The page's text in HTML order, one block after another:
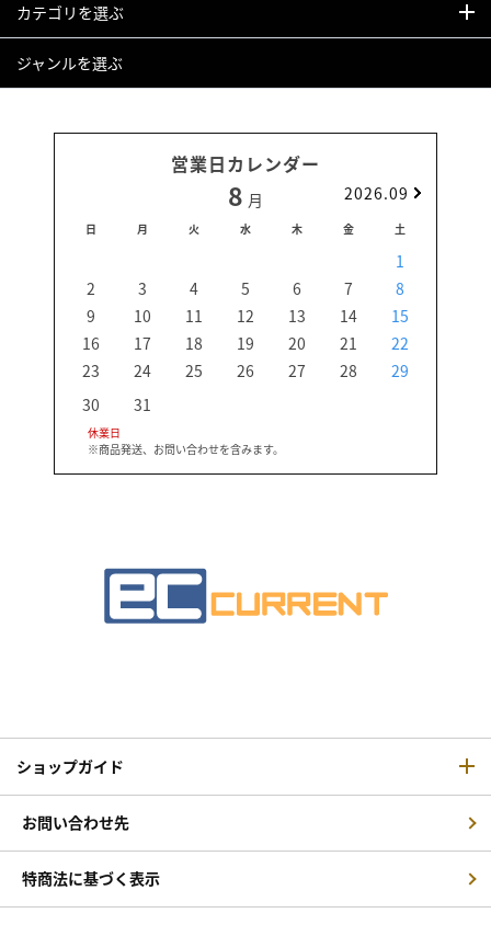
カテゴリを選ぶ
ジャンルを選ぶ
営業日カレンダー
8 月 2026.09
日 月 火 水 木 金 土
1
2
3 4 5 6 7
8
9
10 11 12 13 14
15
16
17 18 19 20 21
22
23
24 25 26 27 28
29
30
31
休業日
※商品発送、お問い合わせを含みます。
ショップガイド
お問い合わせ先
特商法に基づく表示